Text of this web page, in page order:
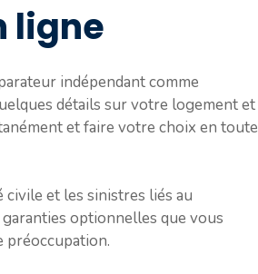
ligne
indépendant comme
détails sur votre logement et
et faire votre choix en toute
et les sinistres liés au
optionnelles que vous
préoccupation.